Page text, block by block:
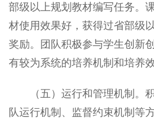
部级以上规划教材编写任务。
材使用效果好，获得过省部级
奖励。团队积极参与学生创新
有较为系统的培养机制和培养效
（五）运行和管理机制。积
队运行机制、监督约束机制等